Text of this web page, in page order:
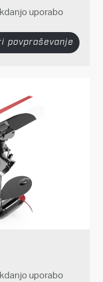
uporabo
povpraševanje
uporabo